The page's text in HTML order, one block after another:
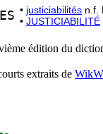
• justiciabilités n.f.
• JUSTICIABILITÉ
édition du
extraits de